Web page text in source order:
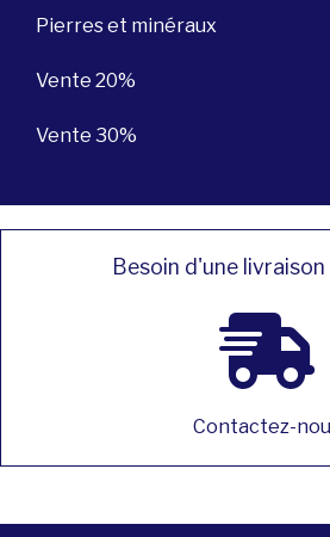
Pierres et minéraux
Vente 20%
Vente 30%
Besoin d'une livraison
Contactez-